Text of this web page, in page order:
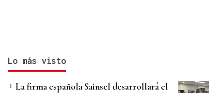
Lo más visto
La firma española Sainsel desarrollará el